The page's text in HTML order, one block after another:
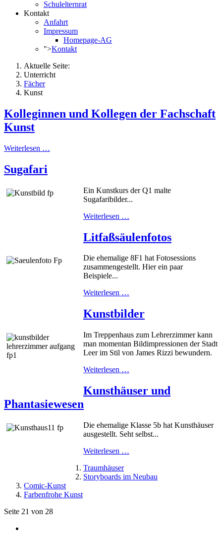
Schulelternrat
Kontakt
Anfahrt
Impressum
Homepage-AG
">Kontakt
Aktuelle Seite:
Unterricht
Fächer
Kunst
Kolleginnen und Kollegen der Fachschaft
Kunst
Weiterlesen …
Sugafari
Ein Kunstkurs der Q1 malte
Sugafaribilder...
Weiterlesen …
Litfaßsäulenfotos
Die ehemalige 8F1 hat Fotosessions
zusammengestellt. Hier ein paar
Beispiele...
Weiterlesen …
Kunstbilder
Im Treppenhaus zum Lehrerzimmer kann
man momentan Bildimpressionen der Stadt
Leer im Stil von James Rizzi bewundern.
Weiterlesen …
Kunsthäuser und
Phantasiewesen
Die ehemalige Klasse 5b hat Kunsthäuser
ausgestellt. Seht selbst...
Weiterlesen …
Traumhäuser
Storyboards im Neubau
Comic-Kunst
Farbenfrohe Kunst
Seite 21 von 28